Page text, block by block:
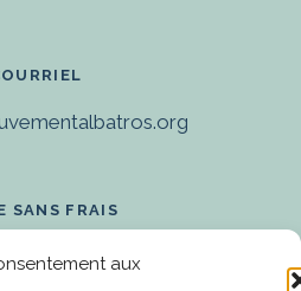
aux
SANS FRAIS
375-8533